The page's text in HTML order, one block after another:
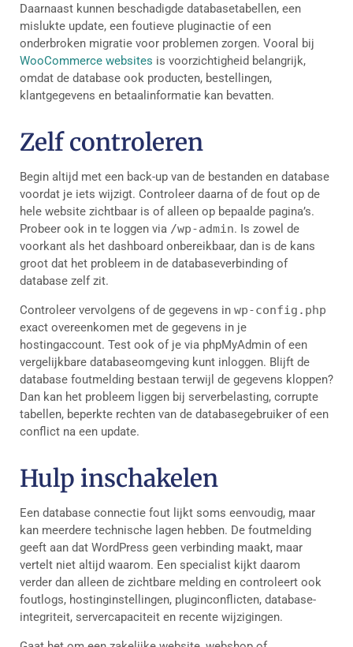
Daarnaast kunnen beschadigde databasetabellen, een
mislukte update, een foutieve pluginactie of een
onderbroken migratie voor problemen zorgen. Vooral bij
WooCommerce websites is voorzichtigheid belangrijk,
omdat de database ook producten, bestellingen,
klantgegevens en betaalinformatie kan bevatten.
Zelf controleren
Begin altijd met een back-up van de bestanden en database
voordat je iets wijzigt. Controleer daarna of de fout op de
hele website zichtbaar is of alleen op bepaalde pagina’s.
Probeer ook in te loggen via /wp-admin. Is zowel de
voorkant als het dashboard onbereikbaar, dan is de kans
groot dat het probleem in de databaseverbinding of
database zelf zit.
Controleer vervolgens of de gegevens in wp-config.php
exact overeenkomen met de gegevens in je
hostingaccount. Test ook of je via phpMyAdmin of een
vergelijkbare databaseomgeving kunt inloggen. Blijft de
database foutmelding bestaan terwijl de gegevens kloppen?
Dan kan het probleem liggen bij serverbelasting, corrupte
tabellen, beperkte rechten van de databasegebruiker of een
conflict na een update.
Hulp inschakelen
Een database connectie fout lijkt soms eenvoudig, maar
kan meerdere technische lagen hebben. De foutmelding
geeft aan dat WordPress geen verbinding maakt, maar
vertelt niet altijd waarom. Een specialist kijkt daarom
verder dan alleen de zichtbare melding en controleert ook
foutlogs, hostinginstellingen, pluginconflicten, database-
integriteit, servercapaciteit en recente wijzigingen.